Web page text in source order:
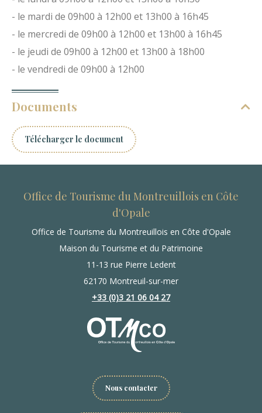
- le mardi de 09h00 à 12h00 et 13h00 à 16h45
- le mercredi de 09h00 à 12h00 et 13h00 à 16h45
- le jeudi de 09h00 à 12h00 et 13h00 à 18h00
- le vendredi de 09h00 à 12h00
Documents
Télécharger le document
Office de Tourisme du Montreuillois en Côte
d'Opale
Office de Tourisme du Montreuillois en Côte d'Opale
Maison du Tourisme et du Patrimoine
11-13 rue Pierre Ledent
62170 Montreuil-sur-mer
+33 (0)3 21 06 04 27
Nous contacter